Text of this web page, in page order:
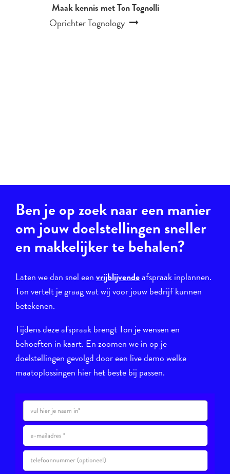
Maak kennis met Ton Tognolli
Oprichter Tognology
Ben je op zoek naar een manier
om jouw doelstellingen sneller
en makkelijker te behalen?
Laten we dan snel eenvrijblijvendeafspraak inplannen.
Ton vertelt je graag wat wij voor jouw bedrijf kunnen
betekenen.
Tijdens deze afspraak brengt Ton je wensen en
behoeften in kaart. En zoomen we in op je
doelstellingen gevolgd door een live demo welke
maatoplossingen hier het beste bij passen.